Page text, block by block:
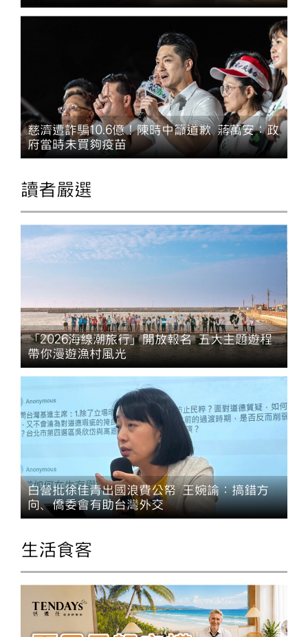
慈濟遭詐騙10.6億！陳時中籲道歉 蔣萬安：政
府當時未買夠疫苗
讀者嚴選
「2026海線潮旅行」開放報名 五大主題遊程
帶你漫遊漁村風光
白營批徐佳青出國浪費公帑 王婉諭：搞錯方
向、僑委會有助台灣外交
生活食客